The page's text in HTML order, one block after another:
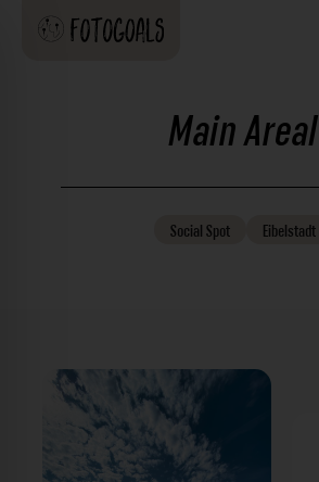
Main Areal
Social Spot Eibelstadt